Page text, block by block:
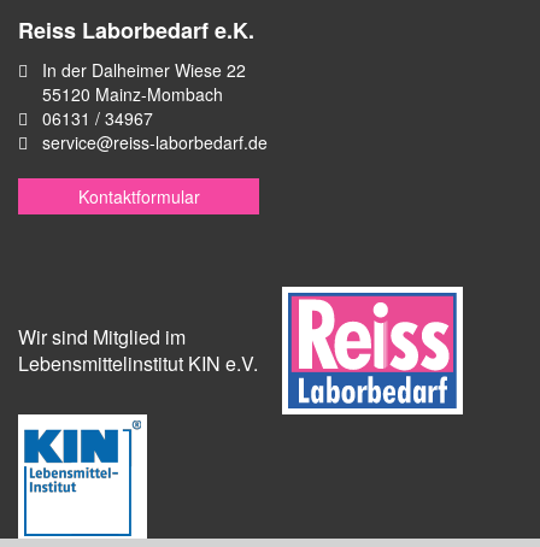
Reiss Laborbedarf e.K.
In der Dalheimer Wiese 22
55120 Mainz-Mombach
06131 / 34967
service@reiss-laborbedarf.de
Kontaktformular
Wir sind Mitglied im
Lebensmittelinstitut KIN e.V.